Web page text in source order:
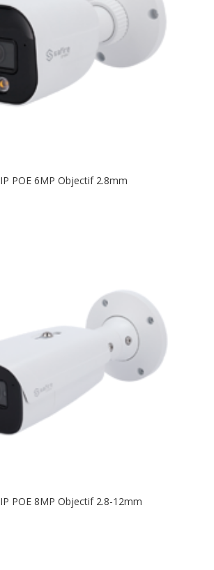
POE 6MP Objectif 2.8mm
POE 8MP Objectif 2.8-12mm